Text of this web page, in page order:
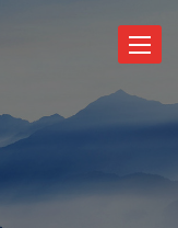
Toggle